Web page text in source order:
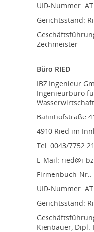
UID-Nummer:
Gerichtsstand:
Zechmeister
Büro RIED
IBZ Ingenieur
Ingenieurbüro
Bahnhofstraße
4910 Ried im
Tel: 0043/7752
E-Mail: ried@i-
Firmenbuch-Nr.:
UID-Nummer:
Gerichtsstand:
Kienbauer,